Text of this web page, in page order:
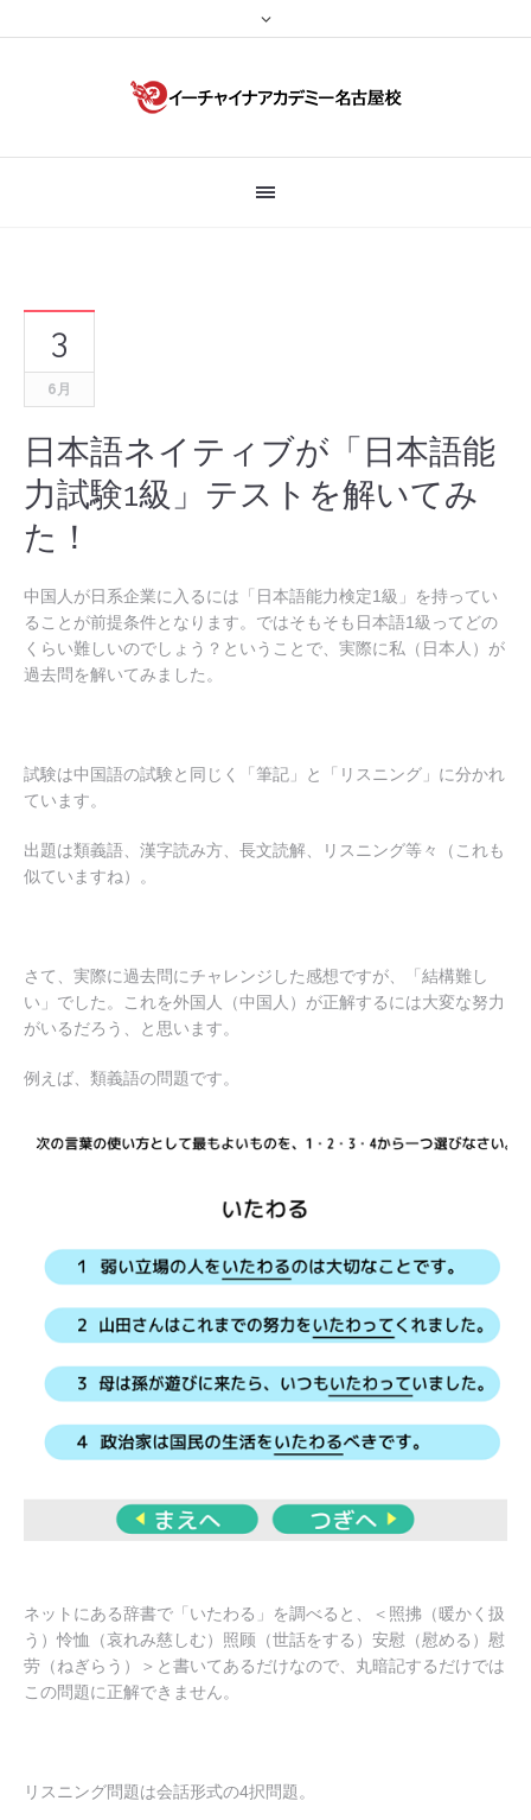
3
6月
日本語ネイティブが「日本語能
力試験1級」テストを解いてみ
た！
中国人が日系企業に入るには「日本語能力検定1級」を持ってい
ることが前提条件となります。ではそもそも日本語1級ってどの
くらい難しいのでしょう？ということで、実際に私（日本人）が
過去問を解いてみました。
試験は中国語の試験と同じく「筆記」と「リスニング」に分かれ
ています。
出題は類義語、漢字読み方、長文読解、リスニング等々（これも
似ていますね）。
さて、実際に過去問にチャレンジした感想ですが、「結構難し
い」でした。これを外国人（中国人）が正解するには大変な努力
がいるだろう、と思います。
例えば、類義語の問題です。
ネットにある辞書で「いたわる」を調べると、＜照拂（暖かく扱
う）怜恤（哀れみ慈しむ）照顾（世話をする）安慰（慰める）慰
劳（ねぎらう）＞と書いてあるだけなので、丸暗記するだけでは
この問題に正解できません。
リスニング問題は会話形式の4択問題。